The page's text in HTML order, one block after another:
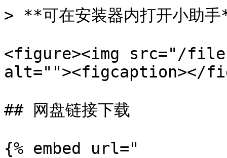
> **可在安装器内打开小助
<figure><img src="/files/
alt=""><figcaption></
## 网盘链接下载
{% embed url="